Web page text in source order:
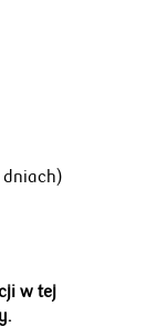
dniach)
w tej